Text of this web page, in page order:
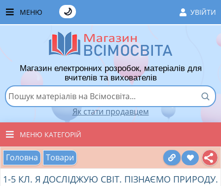
МЕНЮ УВІЙТИ
🌙
ЧАСТІ ЗАПИТАННЯ
ЯК ТУТ КУПУВАТИ
ЯК ТУТ ПРОДАВАТИ
ДОДАТИ РОЗРОБКУ
ВПОДОБАНІ ТОВАРИ
КОШИК
Магазин електронних розробок, матеріалів для
вчителів та вихователів
Як стати продавцем
МЕНЮ КАТЕГОРІЙ
ВСІ ТОВАРИ
ВИХОВАТЕЛЯМ ДНЗ
Головна Товари
1-5 КЛ. Я ДОСЛІДЖУЮ СВІТ. ПІЗНАЄМО ПРИРОДУ.